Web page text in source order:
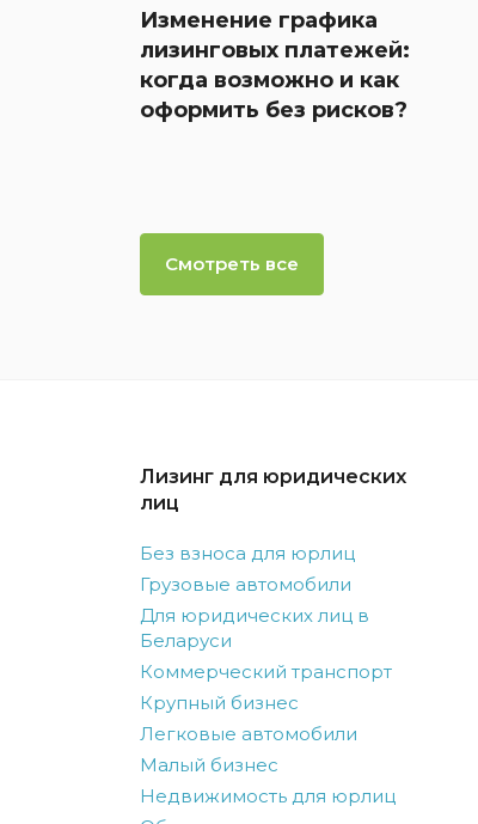
Изменение графика
лизинговых платежей:
когда возможно и как
оформить без рисков?
Смотреть все
Лизинг для юридических
лиц
Без взноса для юрлиц
Грузовые автомобили
Для юридических лиц в
Беларуси
Коммерческий транспорт
Крупный бизнес
Легковые автомобили
Малый бизнес
Недвижимость для юрлиц